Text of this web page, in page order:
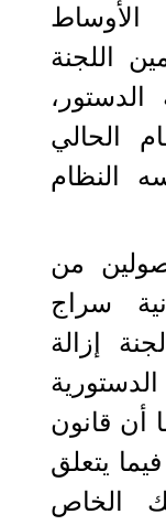
اللجنة
الدستور،
الحالي
النظام
من
سراج
إزالة
أن قانون
يتعلق
الخاص